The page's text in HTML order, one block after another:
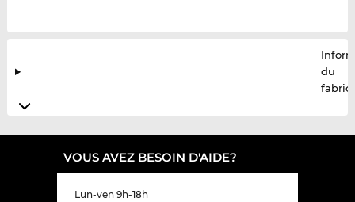
du
VOUS AVEZ BESOIN D'AIDE?
Lun-ven 9h-18h